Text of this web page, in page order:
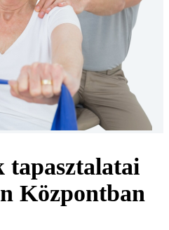
tapasztalatai
Központban